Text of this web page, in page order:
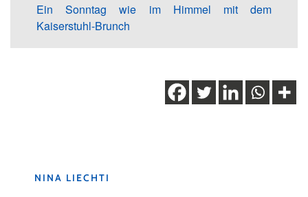
Ein Sonntag wie im Himmel mit dem
Kaiserstuhl-Brunch
NINA LIECHTI